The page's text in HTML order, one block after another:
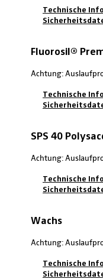
Technische
Fluorosil®
Achtung:
Technische
SPS 40
Achtung:
Technische
Wachs
Achtung:
Technische